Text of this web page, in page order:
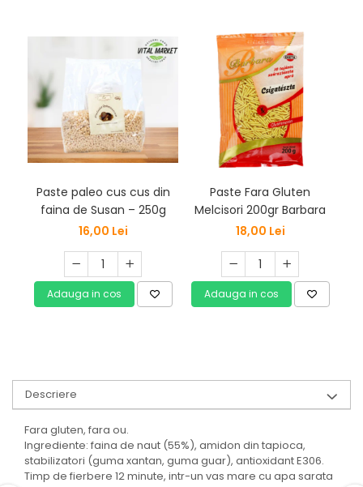
Paste paleo cus cus din
faina de Susan – 250g
16,00 Lei
Adauga in cos
Paste Fara Gluten
Melcisori 200gr Barbara
18,00 Lei
Adauga in cos
Descriere
Fara gluten, fara ou.
Ingrediente: faina de naut (55%), amidon din tapioca,
stabilizatori (guma xantan, guma guar), antioxidant E306.
Timp de fierbere 12 minute, intr-un vas mare cu apa sarata